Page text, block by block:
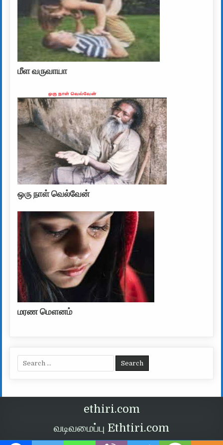
மீள வருவாயா
ஒரு நாள் வெல்வேன்
மரண மௌனம்
Search for:
ethiri.com
வடிவமைப்பு Ethtiri.com